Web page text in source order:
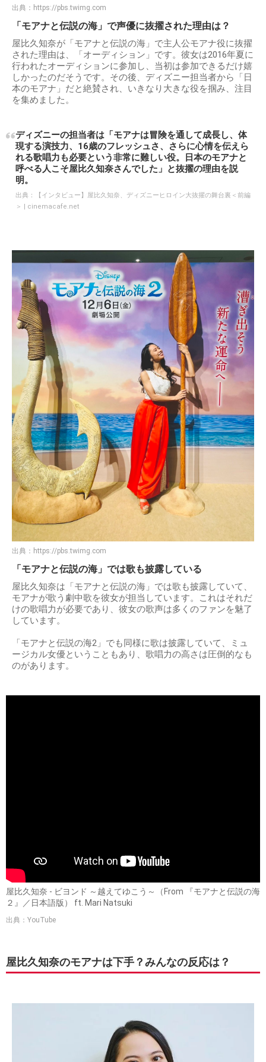
出典： https://pbs.twimg.com
「モアナと伝説の海」で声優に抜擢された理由は？
屋比久知奈が「モアナと伝説の海」で主人公モアナ役に抜擢
された理由は、「オーディション」です。彼女は2016年夏に
行われたオーディションに参加し、当初は参加できるだけ嬉
しかったのだそうです。その後、ディズニー担当者から「日
本のモアナ」だと絶賛され、いきなり大きな役を掴み、注目
を集めました。
ディズニーの担当者は「モアナは冒険を通して成長し、体
現する演技力、16歳のフレッシュさ、さらに心情を伝えら
れる歌唱力も必要という非常に難しい役。日本のモアナと
呼べる人こそ屋比久知奈さんでした」と抜擢の理由を説
明。
出典：
【インタビュー】屋比久知奈、ディズニーヒロイン大抜擢の舞台裏＜前編
＞ | cinemacafe.net
出典： https://pbs.twimg.com
「モアナと伝説の海」では歌も披露している
屋比久知奈は「モアナと伝説の海」では歌も披露していて、
モアナが歌う劇中歌を彼女が担当しています。これはそれだ
けの歌唱力が必要であり、彼女の歌声は多くのファンを魅了
しています。
「モアナと伝説の海2」でも同様に歌は披露していて、ミュ
ージカル女優ということもあり、歌唱力の高さは圧倒的なも
のがあります。
屋比久知奈 - ビヨンド ～越えてゆこう～（From 『モアナと伝説の海
２』／日本語版） ft. Mari Natsuki
出典：YouTube
屋比久知奈のモアナは下手？みんなの反応は？